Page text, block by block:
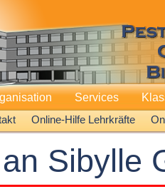
Online-Hilfe Lehrkräfte
Services
Sibylle